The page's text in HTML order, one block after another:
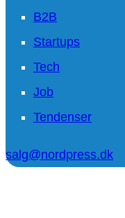
B2B
Startups
Tech
Job
Tendenser
salg@nordpress.dk